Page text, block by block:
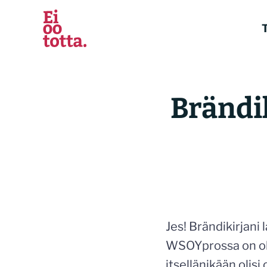
sisältöön
Jes! Brändikirjani
WSOYprossa on